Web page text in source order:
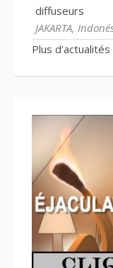
diffuseurs
JAKARTA,
Plus d'actualités